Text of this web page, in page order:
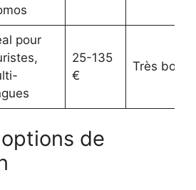
pour
25-135
€
Très bon
de